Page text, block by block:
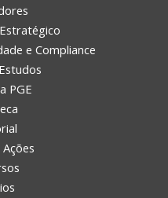
e Compliance
PGE